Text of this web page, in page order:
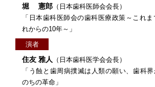
堀 憲郎 （日本歯科医師会会長）
「日本歯科医師会の歯科医療政策～これま
れからの10年～」
演者
住友 雅人 （日本歯科医学会会長）
「う蝕と歯周病撲滅は人類の願い、歯科
のちの革命」